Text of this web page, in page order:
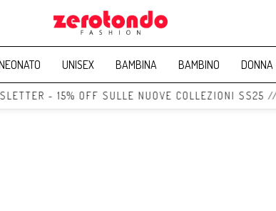
UNISEX BAMBINA BAMBINO DONNA
- 15% OFF SULLE NUOVE COLLEZIONI